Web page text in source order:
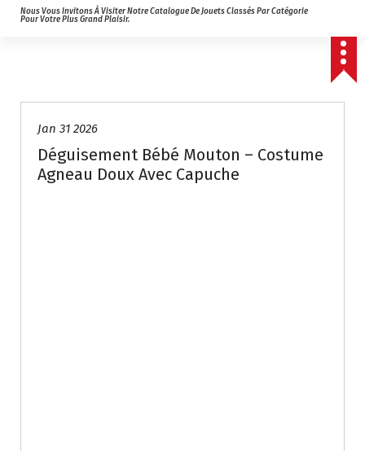
Nous Vous Invitons À Visiter Notre Catalogue De Jouets Classés Par Catégorie
Pour Votre Plus Grand Plaisir.
Jan 31 2026
Déguisement Bébé Mouton – Costume
Agneau Doux Avec Capuche